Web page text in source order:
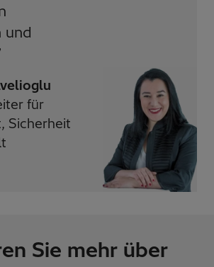
und
für
Sicherheit
Sie mehr über